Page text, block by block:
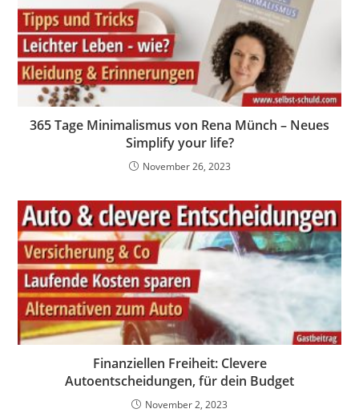
365 Tage Minimalismus von Rena Münch – Neues
Simplify your life?
November 26, 2023
Finanziellen Freiheit: Clevere
Autoentscheidungen, für dein Budget
November 2, 2023